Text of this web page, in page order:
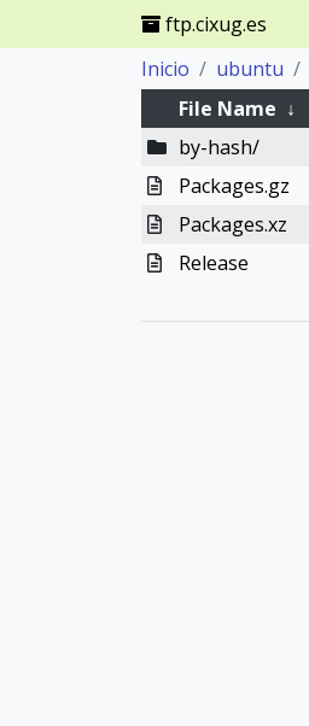
ftp.cixug.es
Inicio
ubuntu
File Name ↓
by-hash/
Packages.gz
Packages.xz
Release